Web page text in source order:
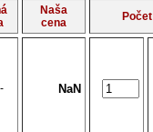
Naša
cena
Počet
NaN